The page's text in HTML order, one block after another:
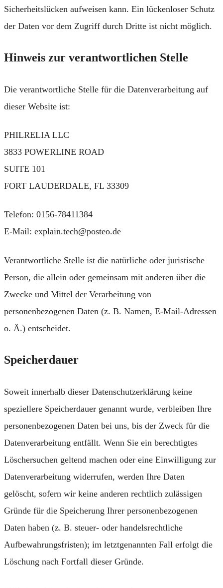
Sicherheitslücken aufweisen kann. Ein lückenloser Schutz
der Daten vor dem Zugriff durch Dritte ist nicht möglich.
Hinweis zur verantwortlichen Stelle
Die verantwortliche Stelle für die Datenverarbeitung auf
dieser Website ist:
PHILRELIA LLC
3833 POWERLINE ROAD
SUITE 101
FORT LAUDERDALE, FL 33309
Telefon: 0156-78411384
E-Mail: explain.tech@posteo.de
Verantwortliche Stelle ist die natürliche oder juristische
Person, die allein oder gemeinsam mit anderen über die
Zwecke und Mittel der Verarbeitung von
personenbezogenen Daten (z. B. Namen, E-Mail-Adressen
o. Ä.) entscheidet.
Speicherdauer
Soweit innerhalb dieser Datenschutzerklärung keine
speziellere Speicherdauer genannt wurde, verbleiben Ihre
personenbezogenen Daten bei uns, bis der Zweck für die
Datenverarbeitung entfällt. Wenn Sie ein berechtigtes
Löschersuchen geltend machen oder eine Einwilligung zur
Datenverarbeitung widerrufen, werden Ihre Daten
gelöscht, sofern wir keine anderen rechtlich zulässigen
Gründe für die Speicherung Ihrer personenbezogenen
Daten haben (z. B. steuer- oder handelsrechtliche
Aufbewahrungsfristen); im letztgenannten Fall erfolgt die
Löschung nach Fortfall dieser Gründe.